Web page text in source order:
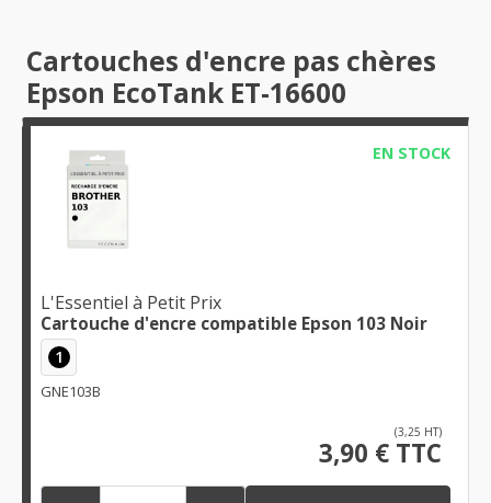
Cartouches d'encre pas chères
Epson EcoTank ET-16600
EN STOCK
L'Essentiel à Petit Prix
Cartouche d'encre compatible Epson 103 Noir
1
GNE103B
(3,25 HT)
3,90 € TTC